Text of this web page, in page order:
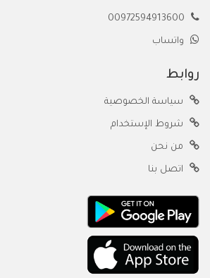
واتساب
روابط
سياسة الخصوصية
شروط الإستخدام
من نحن
اتصل بنا